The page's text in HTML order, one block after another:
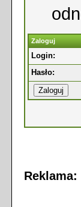
Zaloguj
Login:
Hasło:
Reklama: